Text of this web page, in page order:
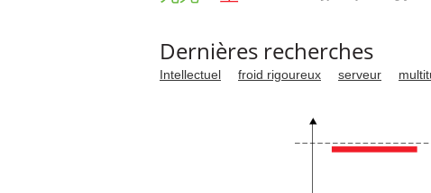
Dernières recherches
Intellectuel froid rigoureux serveur